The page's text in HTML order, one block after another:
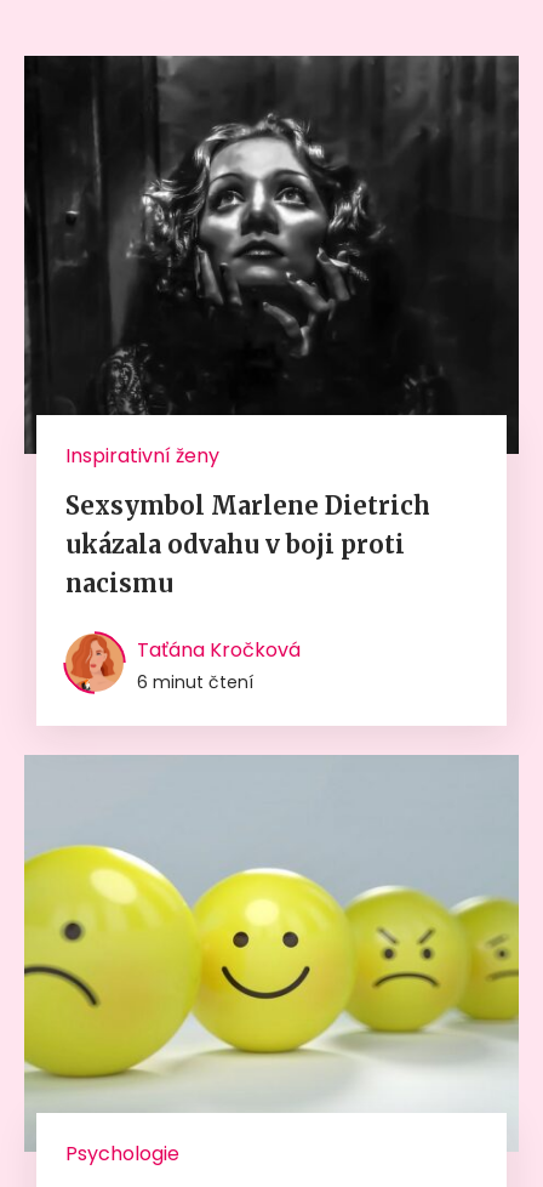
Inspirativní ženy
Sexsymbol Marlene Dietrich
ukázala odvahu v boji proti
nacismu
Taťána Kročková
6 minut čtení
Psychologie